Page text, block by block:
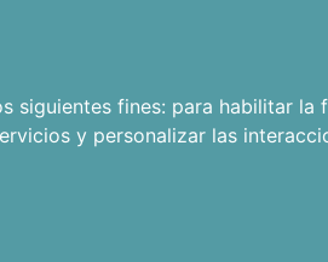
siguientes fines: para habilitar la
y personalizar las